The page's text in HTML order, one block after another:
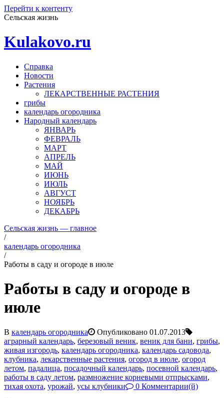
Перейти к контенту
Сельская жизнь
Kulakovo.ru
Справка
Новости
Растения
ЛЕКАРСТВЕННЫЕ РАСТЕНИЯ
грибы
календарь огородника
Народный календарь
ЯНВАРЬ
ФЕВРАЛЬ
МАРТ
АПРЕЛЬ
МАЙ
ИЮНЬ
ИЮЛЬ
АВГУСТ
НОЯБРЬ
ДЕКАБРЬ
Сельская жизнь — главное
/
календарь огородника
/
Работы в саду и огороде в июле
Работы в саду и огороде в
июле
В календарь огородника Опубликовано 01.07.2013
аграрный календарь, березовый веник, веник для бани, грибы,
живая изгородь, календарь огородника, календарь садовода,
клубника, лекарственные растения, огород в июле, огород
летом, падалица, посадочный календарь, посевной календарь,
работы в саду летом, размножение корневыми отпрысками,
тихая охота, урожай, усы клубники
0 Комментарии(й)